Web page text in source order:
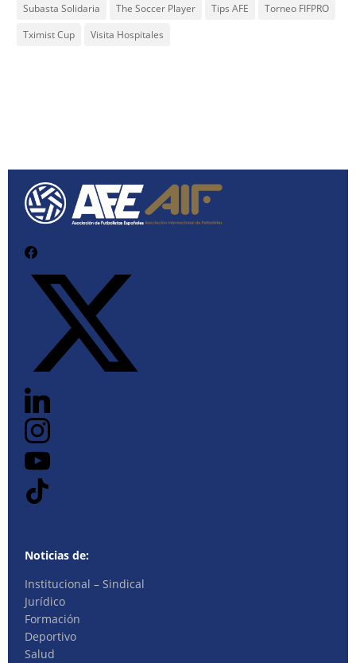
Subasta Solidaria
The Soccer Player Tips AFE
Torneo FIFPRO
Tximist Cup
Visita Hospitales
Noticias de:
Institucional – Sindical
Jurídico
Formación
Deportivo
Salud